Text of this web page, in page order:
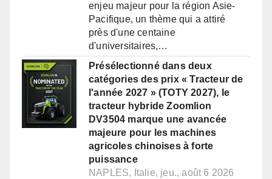
enjeu majeur pour la région Asie-
Pacifique, un thème qui a attiré
près d'une centaine
d'universitaires,…
Présélectionné dans deux
catégories des prix « Tracteur de
l'année 2027 » (TOTY 2027), le
tracteur hybride Zoomlion
DV3504 marque une avancée
majeure pour les machines
agricoles chinoises à forte
puissance
NAPLES, Italie, jeu., août 6 2026